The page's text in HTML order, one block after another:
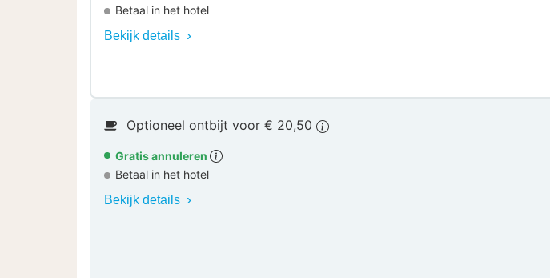
Betaal in het hotel
Bekijk details
Optioneel ontbijt voor € 20,50
Gratis annuleren
Betaal in het hotel
Bekijk details